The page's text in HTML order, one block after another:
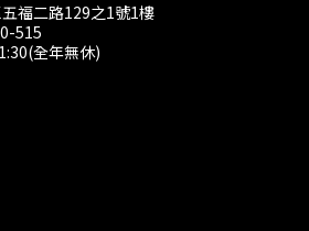
五福二路129之1號1樓
515
全年無休)